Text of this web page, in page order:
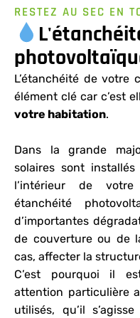
RESTEZ AU SEC EN
L’étanchéité de votre
élément clé car c’est
votre habitation.
Dans la grande
solaires sont
l’intérieur de
étanchéité
d’importantes
de couverture ou de
cas, affecter la
C’est pourquoi il
attention particulière
utilisés, qu’il